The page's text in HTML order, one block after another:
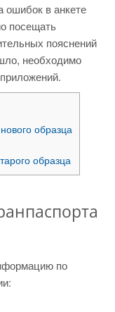
ошибок в анкете
посещать
пояснений
необходимо
образца
образца
по